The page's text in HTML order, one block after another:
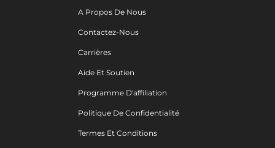
A Propos De Nous
Contactez-Nous
Carrières
Aide Et Soutien
Programme D'affiliation
Politique De Confidentialité
Termes Et Conditions